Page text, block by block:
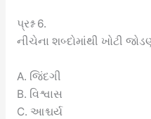
પ્રશ્ન 6.
નીચેના શબ્દોમાંથી ખોટી
A. જિંદગી
B. વિશ્વાસ
C. આશ્ચર્ય